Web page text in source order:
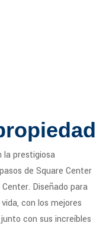
la prestigiosa
de Square Center
Diseñado para
con los mejores
con sus increíbles